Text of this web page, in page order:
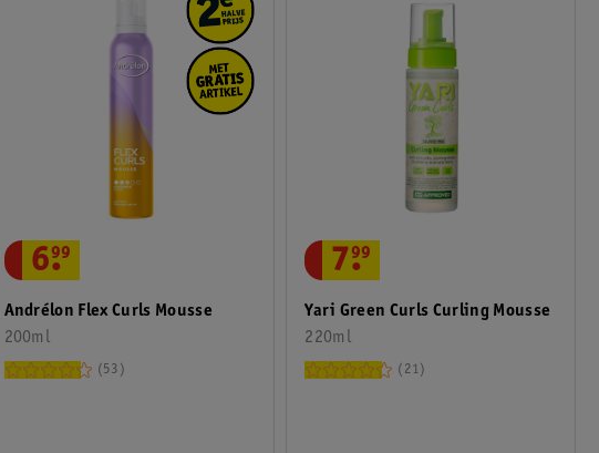
Andrélon Flex Curls Mousse
200ml
6.
99
53
Yari Green Curls Curling Mousse
220ml
7.
99
21